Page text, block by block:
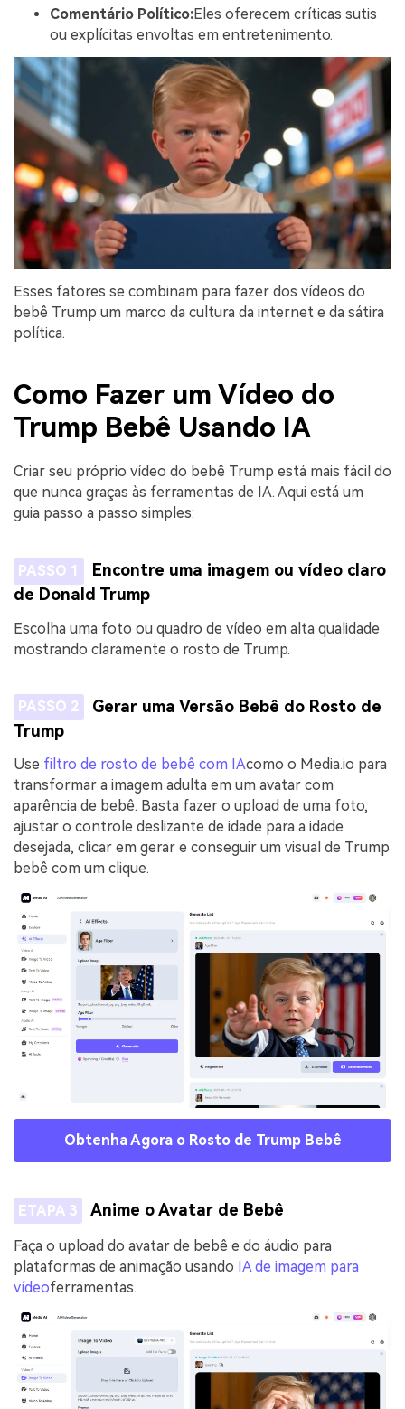
Comentário Político:Eles oferecem críticas sutis
ou explícitas envoltas em entretenimento.
Esses fatores se combinam para fazer dos vídeos do
bebê Trump um marco da cultura da internet e da sátira
política.
Como Fazer um Vídeo do
Trump Bebê Usando IA
Criar seu próprio vídeo do bebê Trump está mais fácil do
que nunca graças às ferramentas de IA. Aqui está um
guia passo a passo simples:
PASSO 1
Encontre uma imagem ou vídeo claro
de Donald Trump
Escolha uma foto ou quadro de vídeo em alta qualidade
mostrando claramente o rosto de Trump.
PASSO 2
Gerar uma Versão Bebê do Rosto de
Trump
Use filtro de rosto de bebê com IAcomo o Media.io para
transformar a imagem adulta em um avatar com
aparência de bebê. Basta fazer o upload de uma foto,
ajustar o controle deslizante de idade para a idade
desejada, clicar em gerar e conseguir um visual de Trump
bebê com um clique.
Obtenha Agora o Rosto de Trump Bebê
ETAPA 3 Anime o Avatar de Bebê
Faça o upload do avatar de bebê e do áudio para
plataformas de animação usando IA de imagem para
vídeoferramentas.